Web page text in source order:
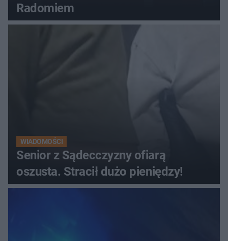
Radomiem
WIADOMOŚCI
Senior z Sądecczyzny ofiarą
oszusta. Stracił dużo pieniędzy!